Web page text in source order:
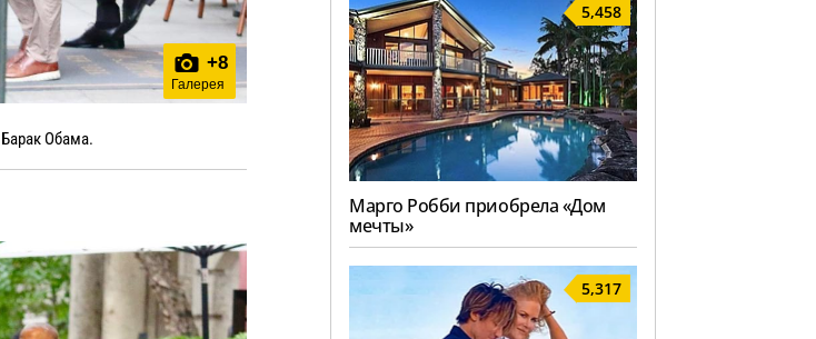
+8
Галерея
Обама.
5,458
Марго Робби приобрела «Дом
мечты»
5,317